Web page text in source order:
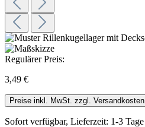
Regulärer Preis:
3,49 €
Preise inkl. MwSt. zzgl. Versandkosten
Sofort verfügbar, Lieferzeit: 1-3 Tage